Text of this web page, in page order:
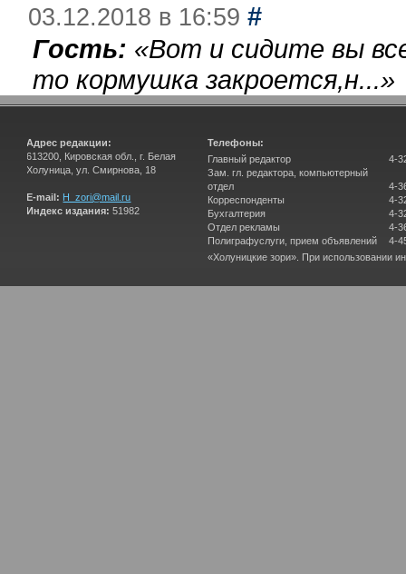
03.12.2018 в 16:59 #
Гость: «Вот и сидите вы
то кормушка закроется,н...»
Адрес редакции:
613200, Кировская обл., г. Белая
Холуница, ул. Смирнова, 18
E-mail: H_zori@mail.ru
Индекс издания: 51982
Телефоны:
Главный редактор
Зам. гл. редактора, компьютерный
отдел
Корреспонденты
Бухгалтерия
Отдел рекламы
Полиграфуслуги, прием объявлений
4-
4-
4-
4-
4-
4-
«Холуницкие зори». При использовании